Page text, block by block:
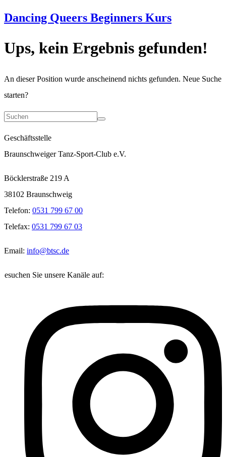
Dancing Queers Beginners Kurs
Ups, kein Ergebnis gefunden!
An dieser Position wurde anscheinend nichts gefunden. Neue Suche
starten?
Geschäftsstelle
Braunschweiger Tanz-Sport-Club e.V.
Böcklerstraße 219 A
38102 Braunschweig
Telefon: 0531 799 67 00
Telefax: 0531 799 67 03
Email: info@btsc.de
Sie unsere Kanäle auf: